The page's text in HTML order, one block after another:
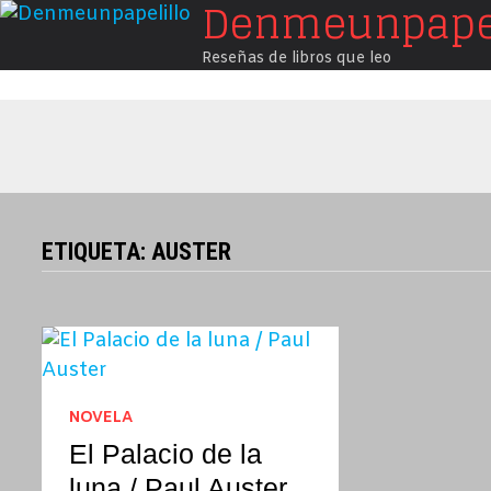
Saltar
contenido
Reseñas de libros que leo
ETIQUETA:AUSTER
NOVELA
El Palacio de la